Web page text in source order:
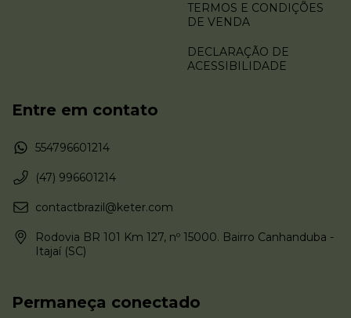
TERMOS E CONDIÇÕES
DE VENDA
DECLARAÇÃO DE
ACESSIBILIDADE
Entre em contato
554796601214
(47) 996601214
contactbrazil@keter.com
Rodovia BR 101 Km 127, nº 15000. Bairro Canhanduba -
Itajaí (SC)
Permaneça conectado